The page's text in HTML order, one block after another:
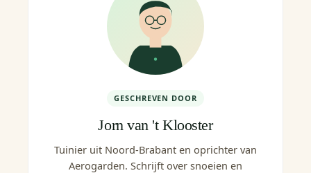
GESCHREVEN DOOR
Jorn van 't Klooster
Tuinier uit Noord-Brabant en oprichter van
Aerogarden. Schrijft over snoeien en